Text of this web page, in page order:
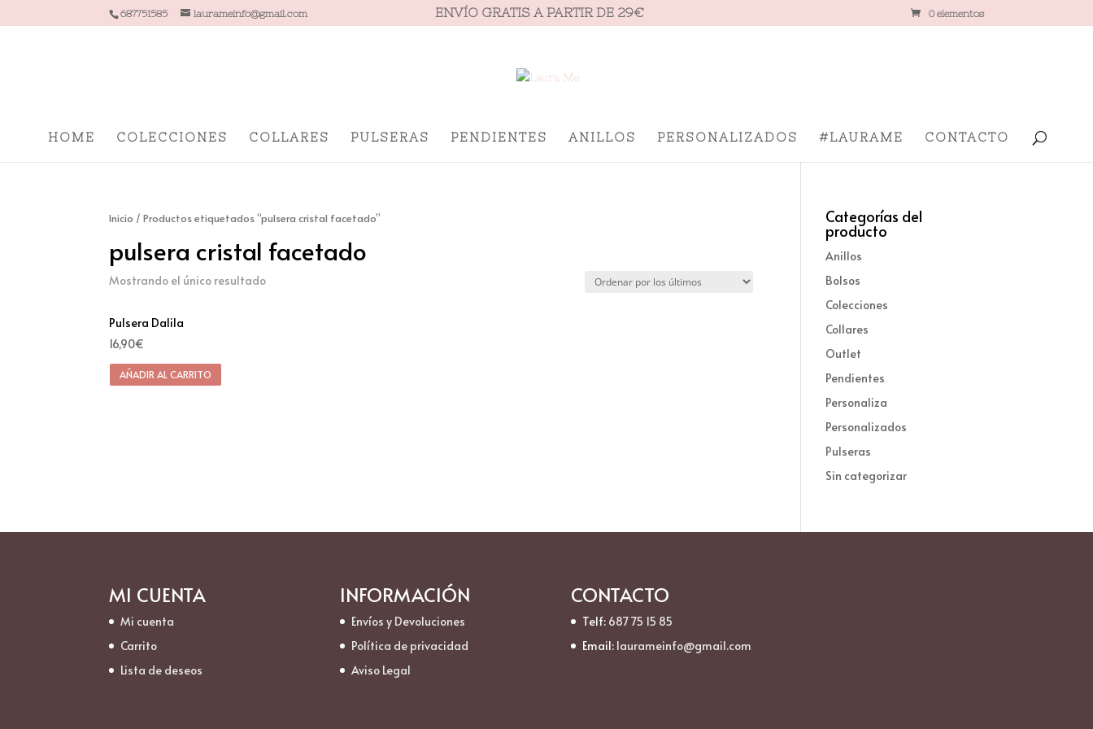
687751585 laurameinfo@gmail.com ENVÍO GRATIS A PARTIR DE 29€ 0 elementos
HOME COLECCIONES COLLARES PULSERAS PENDIENTES ANILLOS PERSONALIZADOS #LAURAME CONTACTO
Inicio / Productos etiquetados “pulsera cristal facetado”
pulsera cristal facetado
Mostrando el único resultado
Pulsera Dalila
16,90€
AÑADIR AL CARRITO
Categorías del
producto
Anillos
Bolsos
Colecciones
Collares
Outlet
Pendientes
Personaliza
Personalizados
Pulseras
Sin categorizar
MI CUENTA
Mi cuenta
Carrito
Lista de deseos
INFORMACIÓN
Envíos y Devoluciones
Política de privacidad
Aviso Legal
CONTACTO
Telf: 687 75 15 85
Email: laurameinfo@gmail.com